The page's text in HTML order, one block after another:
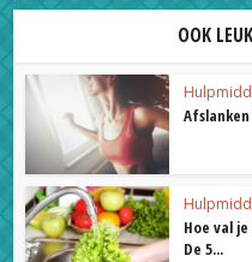
OOK
Hoe val
De 5...